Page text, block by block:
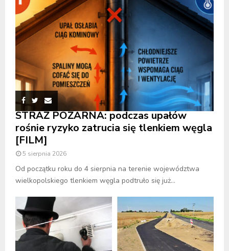
STRAŻ POŻARNA: podczas upałów
rośnie ryzyko zatrucia się tlenkiem węgla
[FILM]
5 sierpnia 2026
Od początku roku do 4 sierpnia na terenie województwa
wielkopolskiego tlenkiem węgla podtruło się już...